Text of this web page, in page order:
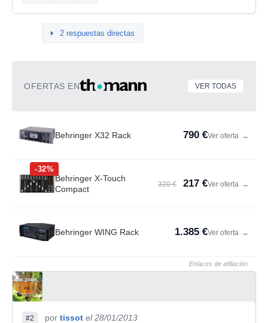
2 respuestas directas
OFERTAS EN VER TODAS
Behringer X32 Rack 790 €Ver oferta →
-32%
Behringer X-Touch
Compact
320 € 217 €Ver oferta →
Behringer WING Rack 1.385 €Ver oferta →
Enlaces de afiliación
#2 por tissot el 28/01/2013